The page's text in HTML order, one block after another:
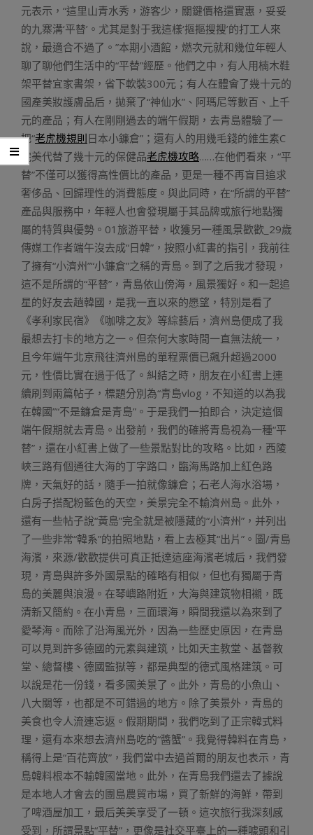
元表示，“這里山青水秀，游客少，關鍵價格還實惠，妥妥
的九寨溝‘平替’。尤其是對于我這樣‘摳摳搜搜’的打工人來
說，最適合不過了。”本期小酒館，燃次元就和幾位年輕人
聊了聊他們生活中的“平替”經歷。他們之中，有人用楠木鞋
架平替宜家書架，省下軟裝300元；有人在體會了幾十元的
國產美妝護膚品后，拋棄了“神仙水”、阿瑪尼等數百、上千
元的產品；有人在剛剛過去的端午假期，去青島體驗了一
把“老虎機規則日本小鐮倉”；還有人的用幾毛錢的維生素C
完美代替了幾十元的保健品老虎機攻略……在他們看來，“平
替”不僅可以獲得高性價比的產品，更是一種不再盲目追求
奢侈品、回歸理性的消費態度。與此同時，在“所謂的平替”
產品與服務中，年輕人也會發現屬于其品牌或旅行地點獨
屬的特質與優勢。01旅游平替，收獲另一種風景歡歡_29歲
傳媒工作者端午沒去成“日韓”，按照小紅書的指引，我前往
了擁有“小濟州”“小鐮倉”之稱的青島。到了之后我才發現，
這不是所謂的“平替”，青島依山傍海，風景獨好。和一起追
星的好友去趟韓國，是我一直以來的愿望，特別是看了
《孝利家民宿》《咖啡之友》等綜藝后，濟州島便成了我
最想去打卡的地方之一。但奈何大家時間一直無法統一，
且今年端午北京飛往濟州島的單程票價已飆升超過2000
元，性價比實在過于低了。糾結之時，朋友在小紅書上連
續刷到兩篇帖子，標題分別為“青島vlog，不知道的以為我
在韓國”“不是鐮倉是青島”。于是我們一拍即合，決定這個
端午假期就去青島。出發前，我們的確將青島視為一種“平
替”，還在小紅書上做了一些景點對比的攻略。比如，西陵
峽三路有個通往大海的丁字路口，臨海馬路加上紅色路
牌，天氣好的話，隨手一拍就像鐮倉；石老人海水浴場，
白房子搭配粉藍色的天空，美景完全不輸濟州島。此外，
還有一些帖子說“黃島”完全就是被隱藏的“小濟州”，并列出
了一些非常“韓系”的拍照地點，看上去極其“出片”。圖/青島
海濱，來源/歡歡提供可真正抵達這座海濱老城后，我們發
現，青島與許多外國景點的確略有相似，但也有獨屬于青
島的美麗與浪漫。在琴嶼路附近，大海與建筑物相襯，既
清新又簡約。在小青島，三面環海，瞬間我還以為來到了
愛琴海。而除了沿海風光外，因為一些歷史原因，在青島
可以見到許多德國的元素與建筑，比如天主教堂、基督教
堂、總督樓、德國監獄等，都是典型的德式風格建筑。可
以說是花一份錢，看多國美景了。此外，青島的小魚山、
八大關等，也都是不可錯過的地方。除了美景外，青島的
美食也令人流連忘返。假期期間，我們吃到了正宗韓式料
理，還有本來想去濟州島吃的“醬蟹”。我覺得韓料在青島，
稱得上是“百花齊放”，我們當中去過首爾的朋友也表示，青
島韓料根本不輸韓國當地。此外，在青島我們還去了據說
是本地人才會去的團島農貿市場，買了新鮮的海鮮，帶到
了啤酒屋加工，最后美美享受了一頓。這次旅行我深刻感
受到，所謂景點“平替”，更像是社交平臺上的一種噱頭和引